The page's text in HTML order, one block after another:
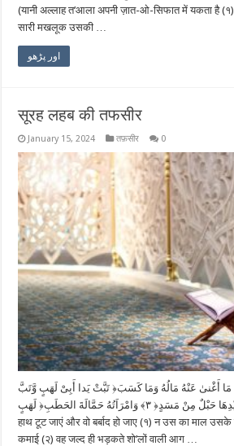
(यानी अल्लाह त’आला अपनी ज़ात-ओ-सिफात में यकता है (१)
सारी मखलूक उसकी …
اور پڑھو
सूरह लहब की तफसीर
January 15, 2024 तफ़सीर 0
تَبَّتْ يَدا أَبِىْ لَهَبٍ وَّتَبَّ ‎﴿١﴾‏ مَا أَغْنىٰ عَنْهُ مَالُهُ وَمَا كَسَبَ ‎﴿٢﴾‏ سَيَصْلىٰ نَارًا ذَاتَ
لَهَبٍ ‎﴿٣﴾‏ وَامْرَاَتُهُ حَمَّالَةَ الحَطَبِ ‎﴿٤﴾‏ فِىْ جِيْدِهَا حَبْلٌ مِنْ مَسَدٍ ‎﴿٥﴾‏ अबू लहब के
हाथ टूट जाएं और वो बर्बाद हो जाए (१) न उस का माल
कमाई (२) वह जल्द ही भड़कते शो’लों वाली आग …